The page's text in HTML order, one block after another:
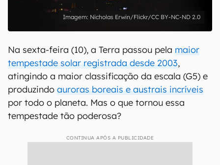
Nicholas Erwin/Flickr/CC BY-NC-ND 2.0
Na sexta-feira (10), a Terra passou pela maior
tempestade solar registrada desde 2003,
atingindo a maior classificação da escala (G5) e
produzindo auroras boreais e austrais incríveis
por todo o planeta. Mas o que tornou essa
tempestade tão poderosa?
CONTINUA APÓS A PUBLICIDADE